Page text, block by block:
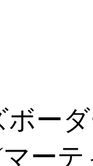
ボー
ー